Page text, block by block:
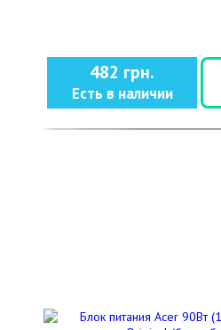
482 грн.
Есть в наличии